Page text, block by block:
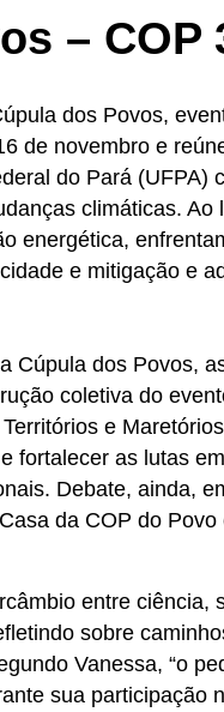
– COP
dos Povos,
de novembro e
do Pará (UFPA)
climáticas. Ao
energética,
e mitigação e
Cúpula dos Povos,
coletiva do
e
fortalecer as lutas
Debate, ainda,
da COP do Povo
entre ciência,
sobre
Vanessa, “o
sua participação